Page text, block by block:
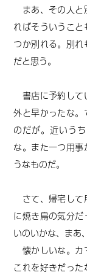
まあ、その人と
ればそういうこ
つか別れる。別
だと思う。
書店に予約して
外と早かったな
のだが。近いう
な。また一つ用
うなものだ。
さて、帰宅して
に焼き鳥の気分
いのいかな、まあ
懐かしいな。カ
これを好きだっ